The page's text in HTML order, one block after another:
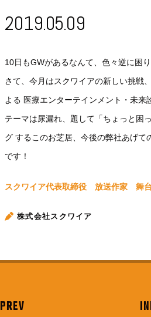
2019.05.09
10日もGWがあるなんて、色々逆に困り
さて、今月はスクワイアの新しい挑戦
よる 医療エンターテインメント・未来
テーマは尿漏れ、題して「ちょっと困
グ するこのお芝居、今後の弊社あげ
です！
スクワイア代表取締役 放送作家 舞
株式会社スクワイア
PREV